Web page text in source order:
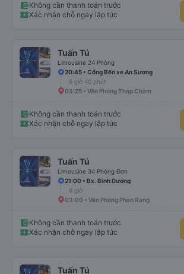
Không cần thanh toán trước
Xác nhận chỗ ngay lập tức
Tuấn Tú
Limousine 24 Phòng
20:45 • Cổng Bến xe An Sương
6 giờ 40 phút
03:25 • Văn Phòng Tháp Chàm
Không cần thanh toán trước
Xác nhận chỗ ngay lập tức
Tuấn Tú
Limousine 34 Phòng Đơn
21:00 • Bx. Bình Dương
6 giờ
03:00 • Văn Phòng Phan Rang
Không cần thanh toán trước
Xác nhận chỗ ngay lập tức
Tuấn Tú